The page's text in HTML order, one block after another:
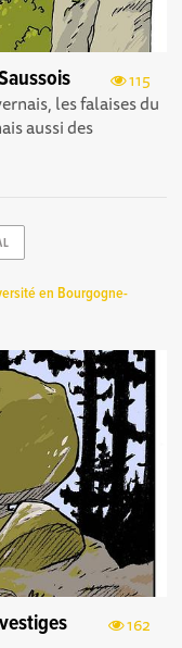
115
les falaises du
aussi des
en Bourgogne-
162